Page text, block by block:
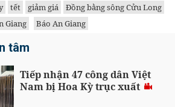
tết giảm giá
Đồng bằng sông Cửu Long
Giang Báo An Giang
tâm
Tiếp nhận 47 công dân Việt
Nam bị Hoa Kỳ trục xuất